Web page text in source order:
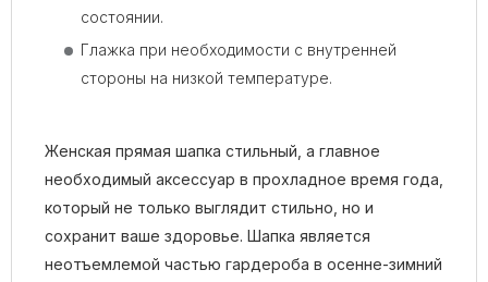
состоянии.
Глажка при необходимости с внутренней
стороны на низкой температуре.
Женская прямая шапка стильный, а главное
необходимый аксессуар в прохладное время года,
который не только выглядит стильно, но и
сохранит ваше здоровье. Шапка является
неотъемлемой частью гардероба в осенне-зимний